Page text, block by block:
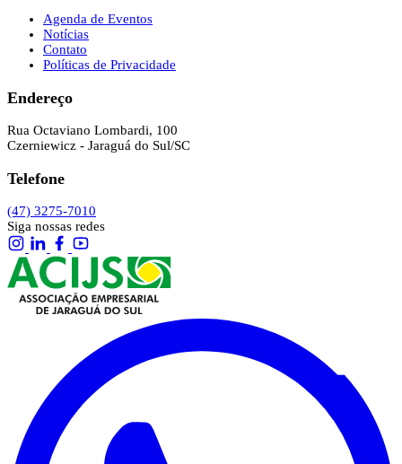
Agenda de Eventos
Notícias
Contato
Políticas de Privacidade
Endereço
Rua Octaviano Lombardi, 100
Czerniewicz - Jaraguá do Sul/SC
Telefone
(47) 3275-7010
Siga nossas redes